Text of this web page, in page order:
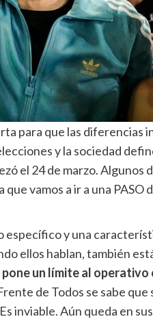
para que las diferencias
y la sociedad
el 24 de marzo.
vamos a ir a una
específico y una
ellos hablan, también
un límite al
de Todos se sabe
inviable. Aún queda en